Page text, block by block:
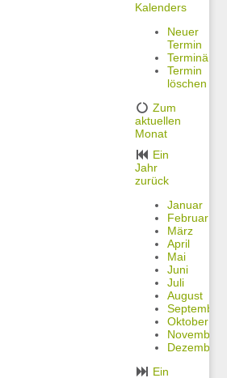
Kalenders
Neuer
Termin
Termin
löschen
Zum
aktuellen
Monat
Ein
Jahr
zurück
Januar
Februar
März
April
Mai
Juni
Juli
August
September
Oktober
November
Dezember
Ein